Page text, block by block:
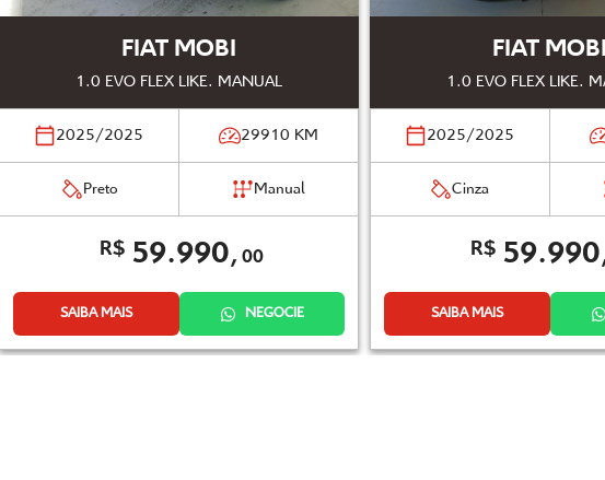
FIAT MOBI
1.0 EVO FLEX LIKE. MANUAL
2025/2025 29910 KM
Preto Manual
R$59.990, 00
SAIBA MAIS NEGOCIE
FIAT MOBI
1.0 EVO FLEX LIKE.
2025/2025
Cinza
R$
SAIBA MAIS